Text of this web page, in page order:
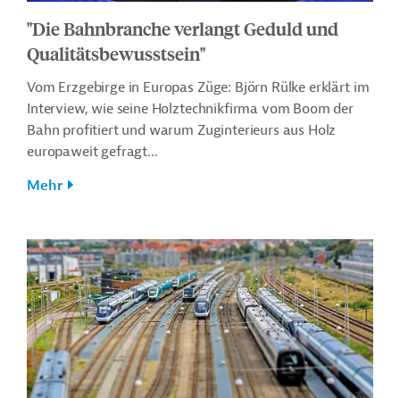
"Die Bahnbranche verlangt Geduld und
Qualitätsbewusstsein"
Vom Erzgebirge in Europas Züge: Björn Rülke erklärt im
Interview, wie seine Holztechnikfirma vom Boom der
Bahn profitiert und warum Zuginterieurs aus Holz
europaweit gefragt...
Mehr